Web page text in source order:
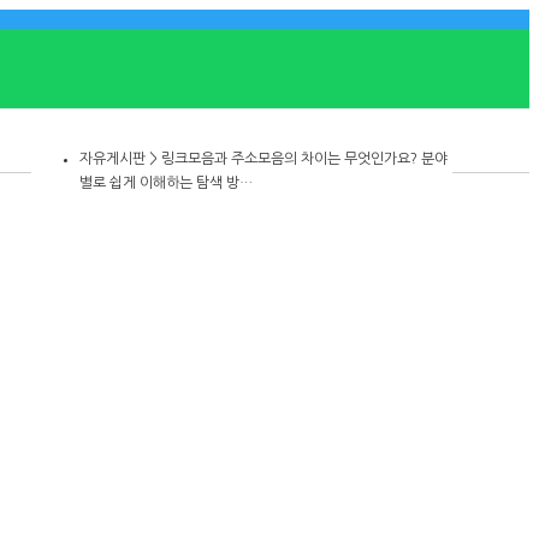
자유게시판 > 링크모음과 주소모음의 차이는 무엇인가요? 분야
별로 쉽게 이해하는 탐색 방…